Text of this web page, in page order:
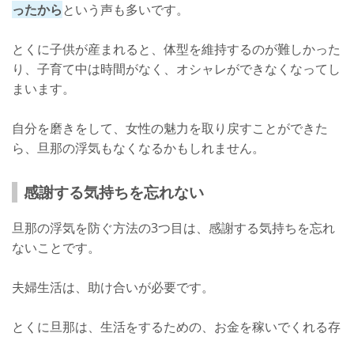
ったからという声も多いです。
とくに子供が産まれると、体型を維持するのが難しかった
り、子育て中は時間がなく、オシャレができなくなってし
まいます。
自分を磨きをして、女性の魅力を取り戻すことができた
ら、旦那の浮気もなくなるかもしれません。
感謝する気持ちを忘れない
旦那の浮気を防ぐ方法の3つ目は、感謝する気持ちを忘れ
ないことです。
夫婦生活は、助け合いが必要です。
とくに旦那は、生活をするための、お金を稼いでくれる存